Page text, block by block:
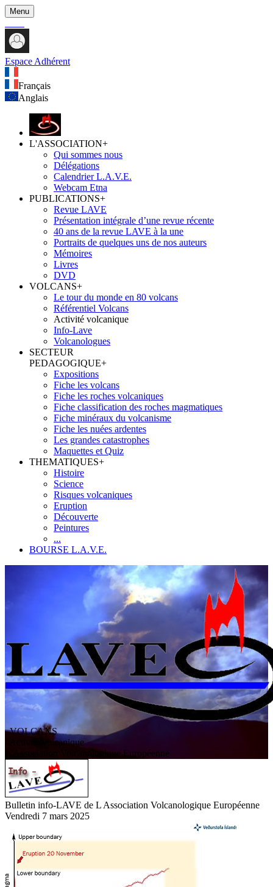
Menu
Espace Adhérent
Français
Anglais
L'ASSOCIATION+
Qui sommes nous
Délégations
Calendrier L.A.V.E.
Webcam Etna
PUBLICATIONS+
Revue LAVE
Présentation intégrale d’une revue récente
40 ans de la revue LAVE à la une
Portraits de quelques uns de nos auteurs
Mémoires
Livres
DVD
VOLCANS+
Le tour du monde en 80 volcans
Référentiel Volcans
Activité volcanique
Info-Lave
Volcanologues
SECTEUR
PEDAGOGIQUE+
Expositions
Fiche les volcans
Fiche les roches volcaniques
Fiche classification des roches magmatiques
Fiche minéraux du volcanisme
Fiche les nuées ardentes
Les grandes catastrophes
Maquettes et Quiz
THEMATIQUES+
Histoire
Science
Risques volcaniques
Eruption
Découverte
Peintures
...
BOURSE L.A.V.E.
VOLCANS
/ Activité volcanique
ssociation V olcanologiqueEuropéenne
Bulletin info-LAVE de L Association Volcanologique Européenne
Vendredi 7 mars 2025